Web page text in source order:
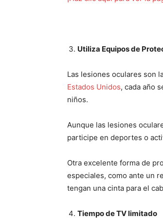
Utiliza Equipos de
Las lesiones oculares son
Estados Unidos, cada año
niños.
Aunque las lesiones
participe en deportes o
Otra excelente forma de
especiales, como ante un
tengan una cinta para el
Tiempo de TV limitado